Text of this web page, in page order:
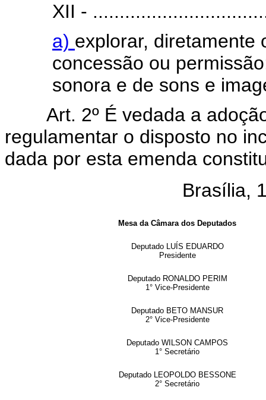
XII -
a) explorar, diretamente
concessão ou
sonora e de sons e
Art. 2º É vedada a
regulamentar o disposto no
dada por esta emenda
Brasília, 15
Mesa da Câmara dos Deputados
Deputado LUÍS EDUARDO
Presidente
Deputado RONALDO PERIM
1° Vice-Presidente
Deputado BETO MANSUR
2° Vice-Presidente
Deputado WILSON CAMPOS
1° Secretário
Deputado LEOPOLDO BESSONE
2° Secretário